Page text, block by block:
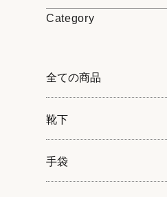
Category
全ての商品
靴下
手袋